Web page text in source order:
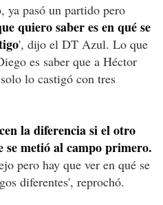
ya pasó un partido pero
quiero saber es en qué se
', dijo el DT Azul. Lo que
es saber que a Héctor
lo castigó con tres
la diferencia si el otro
se metió al campo primero.
pero hay que ver en qué se
diferentes', reprochó.